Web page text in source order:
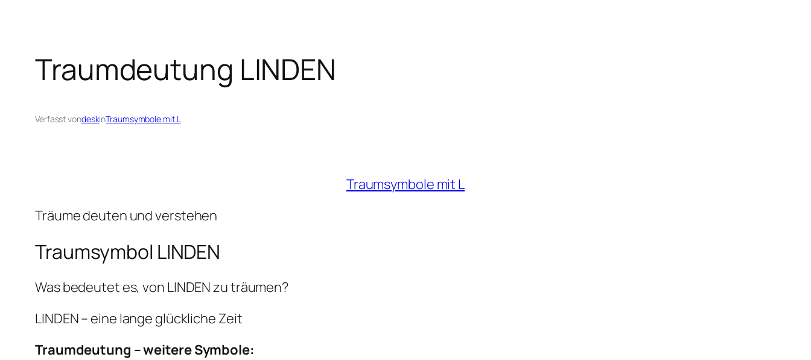
Traumdeutung LINDEN
Verfasst vondeskinTraumsymbole mit L
Traumsymbole mit L
Träume deuten und verstehen
Traumsymbol LINDEN
Was bedeutet es, von LINDEN zu träumen?
LINDEN – eine lange glückliche Zeit
Traumdeutung – weitere Symbole: